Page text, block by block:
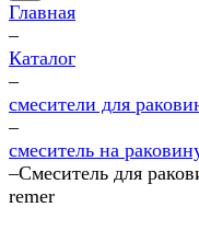
Главная
–
Каталог
–
смесители для
–
смеситель на
–Смеситель для
remer